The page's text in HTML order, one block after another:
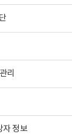
리
자 정보